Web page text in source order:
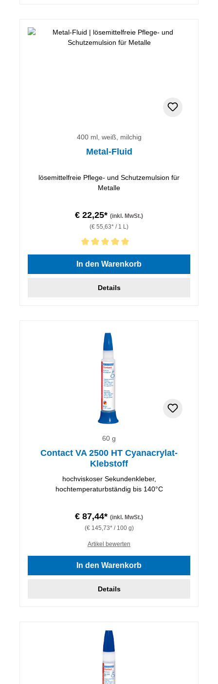
400 ml, weiß, milchig
Metal-Fluid
lösemittelfreie Pflege- und Schutzemulsion für
Metalle
€ 22,25* (inkl. MwSt.)
(€ 55,63* / 1 L)
Durchschnittliche Bewertung von 5 von 5 Sternen
In den Warenkorb
Details
60 g
Contact VA 2500 HT Cyanacrylat-
Klebstoff
hochviskoser Sekundenkleber,
hochtemperaturbständig bis 140°C
€ 87,44* (inkl. MwSt.)
(€ 145,73* / 100 g)
Artikel bewerten
In den Warenkorb
Details